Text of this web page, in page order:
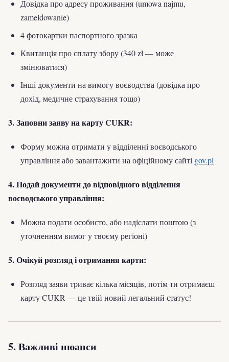
Довідка про адресу проживання (umowa najmu,
zameldowanie)
4 фотокартки паспортного зразка
Квитанція про сплату збору (340 zł — може
змінюватися)
Інші документи на вимогу воєводства (довідка про
дохід, медичне страхування тощо)
3. Заповни заяву на карту CUKR:
Форму можна отримати у відділенні воєводського
управління або завантажити на офіційному сайті gov.pl
4. Подай документи до відповідного відділення
воєводського управління:
Можна подати особисто, або надіслати поштою (з
уточненням вимог у твоєму регіоні)
5. Очікуй розгляд і отримання карти:
Розгляд заяви триває кілька місяців, потім ти отримаєш
карту CUKR — це твій новий легальний статус!
5. Важливі нюанси